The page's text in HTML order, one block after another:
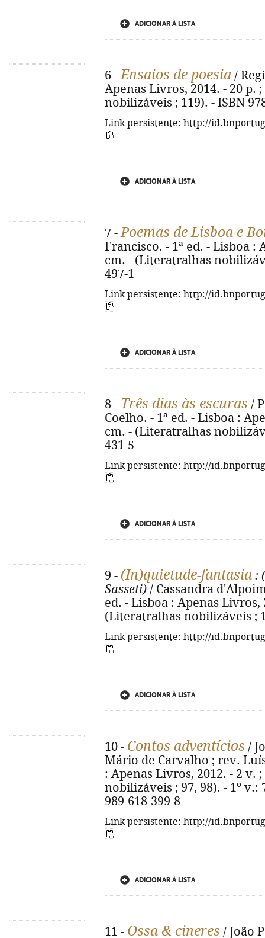
ADICIONAR À LISTA
6 -Ensaios de poesia /
Apenas Livros, 2014. - 20 p.
nobilizáveis ; 119). - ISBN
Link persistente: http://
ADICIONAR À LISTA
7 -Poemas de Lisboa e
Francisco. - 1ª ed. - Lisboa :
cm. - (Literatralhas
497-1
Link persistente: http://
ADICIONAR À LISTA
8 - Três dias às escuras /
Coelho. - 1ª ed. - Lisboa :
cm. - (Literatralhas
431-5
Link persistente: http://
ADICIONAR À LISTA
9 - (In)quietude-fantasia :
Sasseti) / Cassandra
ed. - Lisboa : Apenas Livros,
(Literatralhas nobilizáveis ;
Link persistente: http://
ADICIONAR À LISTA
10 - Contos adventícios /
Mário de Carvalho ; rev.
: Apenas Livros, 2012. - 2 v.
nobilizáveis ; 97, 98). - 1º v.:
989-618-399-8
Link persistente: http://
ADICIONAR À LISTA
11 - Ossa & cineres / João